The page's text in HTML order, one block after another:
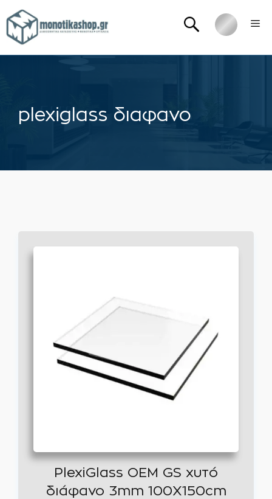
Μετάβαση
σε
περιεχόμενο
plexiglass διαφανο
PlexiGlass OEM GS χυτό
διάφανο 3mm 100X150cm